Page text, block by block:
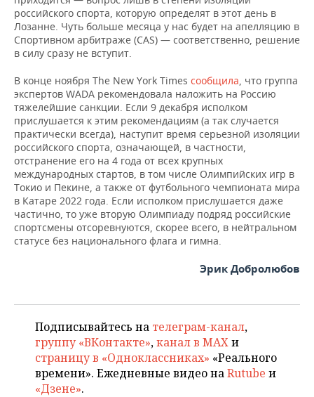
российского спорта, которую определят в этот день в
Лозанне. Чуть больше месяца у нас будет на апелляцию в
Спортивном арбитраже (CAS) — соответственно, решение
в силу сразу не вступит.
В конце ноября The New York Times сообщила, что группа
экспертов WADA рекомендовала наложить на Россию
тяжелейшие санкции. Если 9 декабря исполком
прислушается к этим рекомендациям (а так случается
практически всегда), наступит время серьезной изоляции
российского спорта, означающей, в частности,
отстранение его на 4 года от всех крупных
международных стартов, в том числе Олимпийских игр в
Токио и Пекине, а также от футбольного чемпионата мира
в Катаре 2022 года. Если исполком прислушается даже
частично, то уже вторую Олимпиаду подряд российские
спортсмены отсоревнуются, скорее всего, в нейтральном
статусе без национального флага и гимна.
Эрик Добролюбов
Подписывайтесь на телеграм-канал,
группу «ВКонтакте»,канал в MAXи
страницу в «Одноклассниках» «Реального
времени». Ежедневные видео наRutube и
«Дзене».